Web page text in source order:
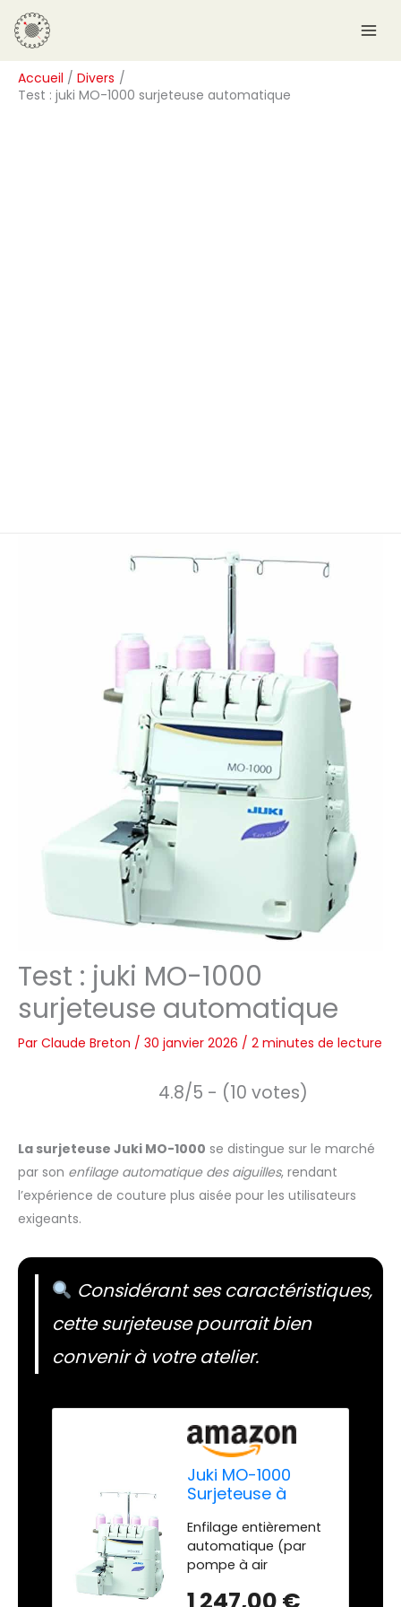
Aller
au
contenu
Accueil
Divers
Test : juki MO-1000 surjeteuse automatique
Test : juki MO-1000
surjeteuse automatique
Par Claude Breton / 30 janvier 2026 / 2 minutes de lecture
4.8/5 - (10 votes)
La surjeteuse Juki MO-1000 se distingue sur le marché
par son enfilage automatique des aiguilles, rendant
l’expérience de couture plus aisée pour les utilisateurs
exigeants.
Considérant ses caractéristiques,
cette surjeteuse pourrait bien
convenir à votre atelier.
Juki MO-1000
Surjeteuse à
Aiguilles
Automatique,
Métal, Blanc, 33 x
28 x 31 cm
Enfilage entièrement
automatique (par
pompe à air
aiguilles Ecarte réduit
R
e
c
h